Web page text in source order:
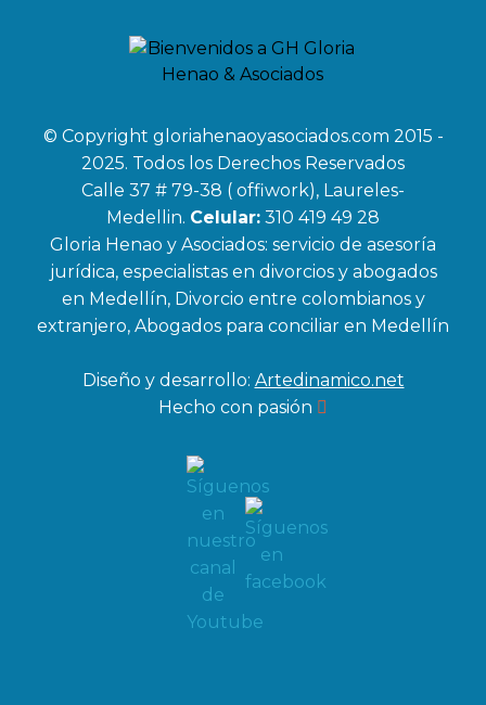
© Copyright gloriahenaoyasociados.com 2015 -
2025. Todos los Derechos Reservados
Calle 37 # 79-38 ( offiwork), Laureles-
Medellin. Celular: 310 419 49 28
Gloria Henao y Asociados: servicio de asesoría
jurídica, especialistas en divorcios y abogados
en Medellín, Divorcio entre colombianos y
extranjero, Abogados para conciliar en Medellín
Diseño y desarrollo: Artedinamico.net
Hecho con pasión